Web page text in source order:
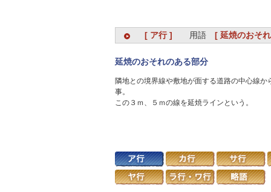
[ ア行 ] 用語 [ 延焼のおそ
延焼のおそれのある部分
隣地との境界線や敷地が面する道路の中心線
事。
この３ｍ、５ｍの線を延焼ラインという。